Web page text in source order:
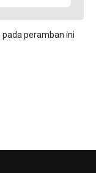
peramban ini